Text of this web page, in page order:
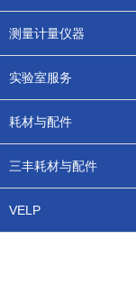
测量计量仪器
实验室服务
耗材与配件
三丰耗材与配件
VELP